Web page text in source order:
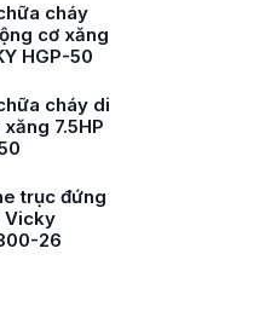
cháy
cơ xăng
HGP-50
cháy di
7.5HP
trục đứng
Vicky
26